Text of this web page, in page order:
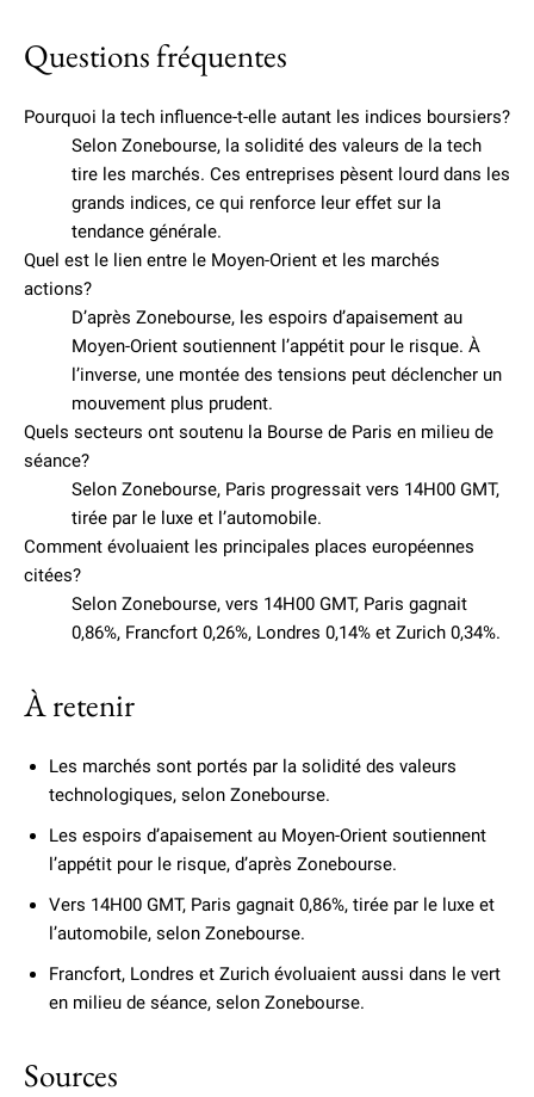
Questions fréquentes
Pourquoi la tech influence-t-elle autant les indices boursiers?
Selon Zonebourse, la solidité des valeurs de la tech
tire les marchés. Ces entreprises pèsent lourd dans les
grands indices, ce qui renforce leur effet sur la
tendance générale.
Quel est le lien entre le Moyen-Orient et les marchés
actions?
D’après Zonebourse, les espoirs d’apaisement au
Moyen-Orient soutiennent l’appétit pour le risque. À
l’inverse, une montée des tensions peut déclencher un
mouvement plus prudent.
Quels secteurs ont soutenu la Bourse de Paris en milieu de
séance?
Selon Zonebourse, Paris progressait vers 14H00 GMT,
tirée par le luxe et l’automobile.
Comment évoluaient les principales places européennes
citées?
Selon Zonebourse, vers 14H00 GMT, Paris gagnait
0,86%, Francfort 0,26%, Londres 0,14% et Zurich 0,34%.
À retenir
Les marchés sont portés par la solidité des valeurs
technologiques, selon Zonebourse.
Les espoirs d’apaisement au Moyen-Orient soutiennent
l’appétit pour le risque, d’après Zonebourse.
Vers 14H00 GMT, Paris gagnait 0,86%, tirée par le luxe et
l’automobile, selon Zonebourse.
Francfort, Londres et Zurich évoluaient aussi dans le vert
en milieu de séance, selon Zonebourse.
Sources